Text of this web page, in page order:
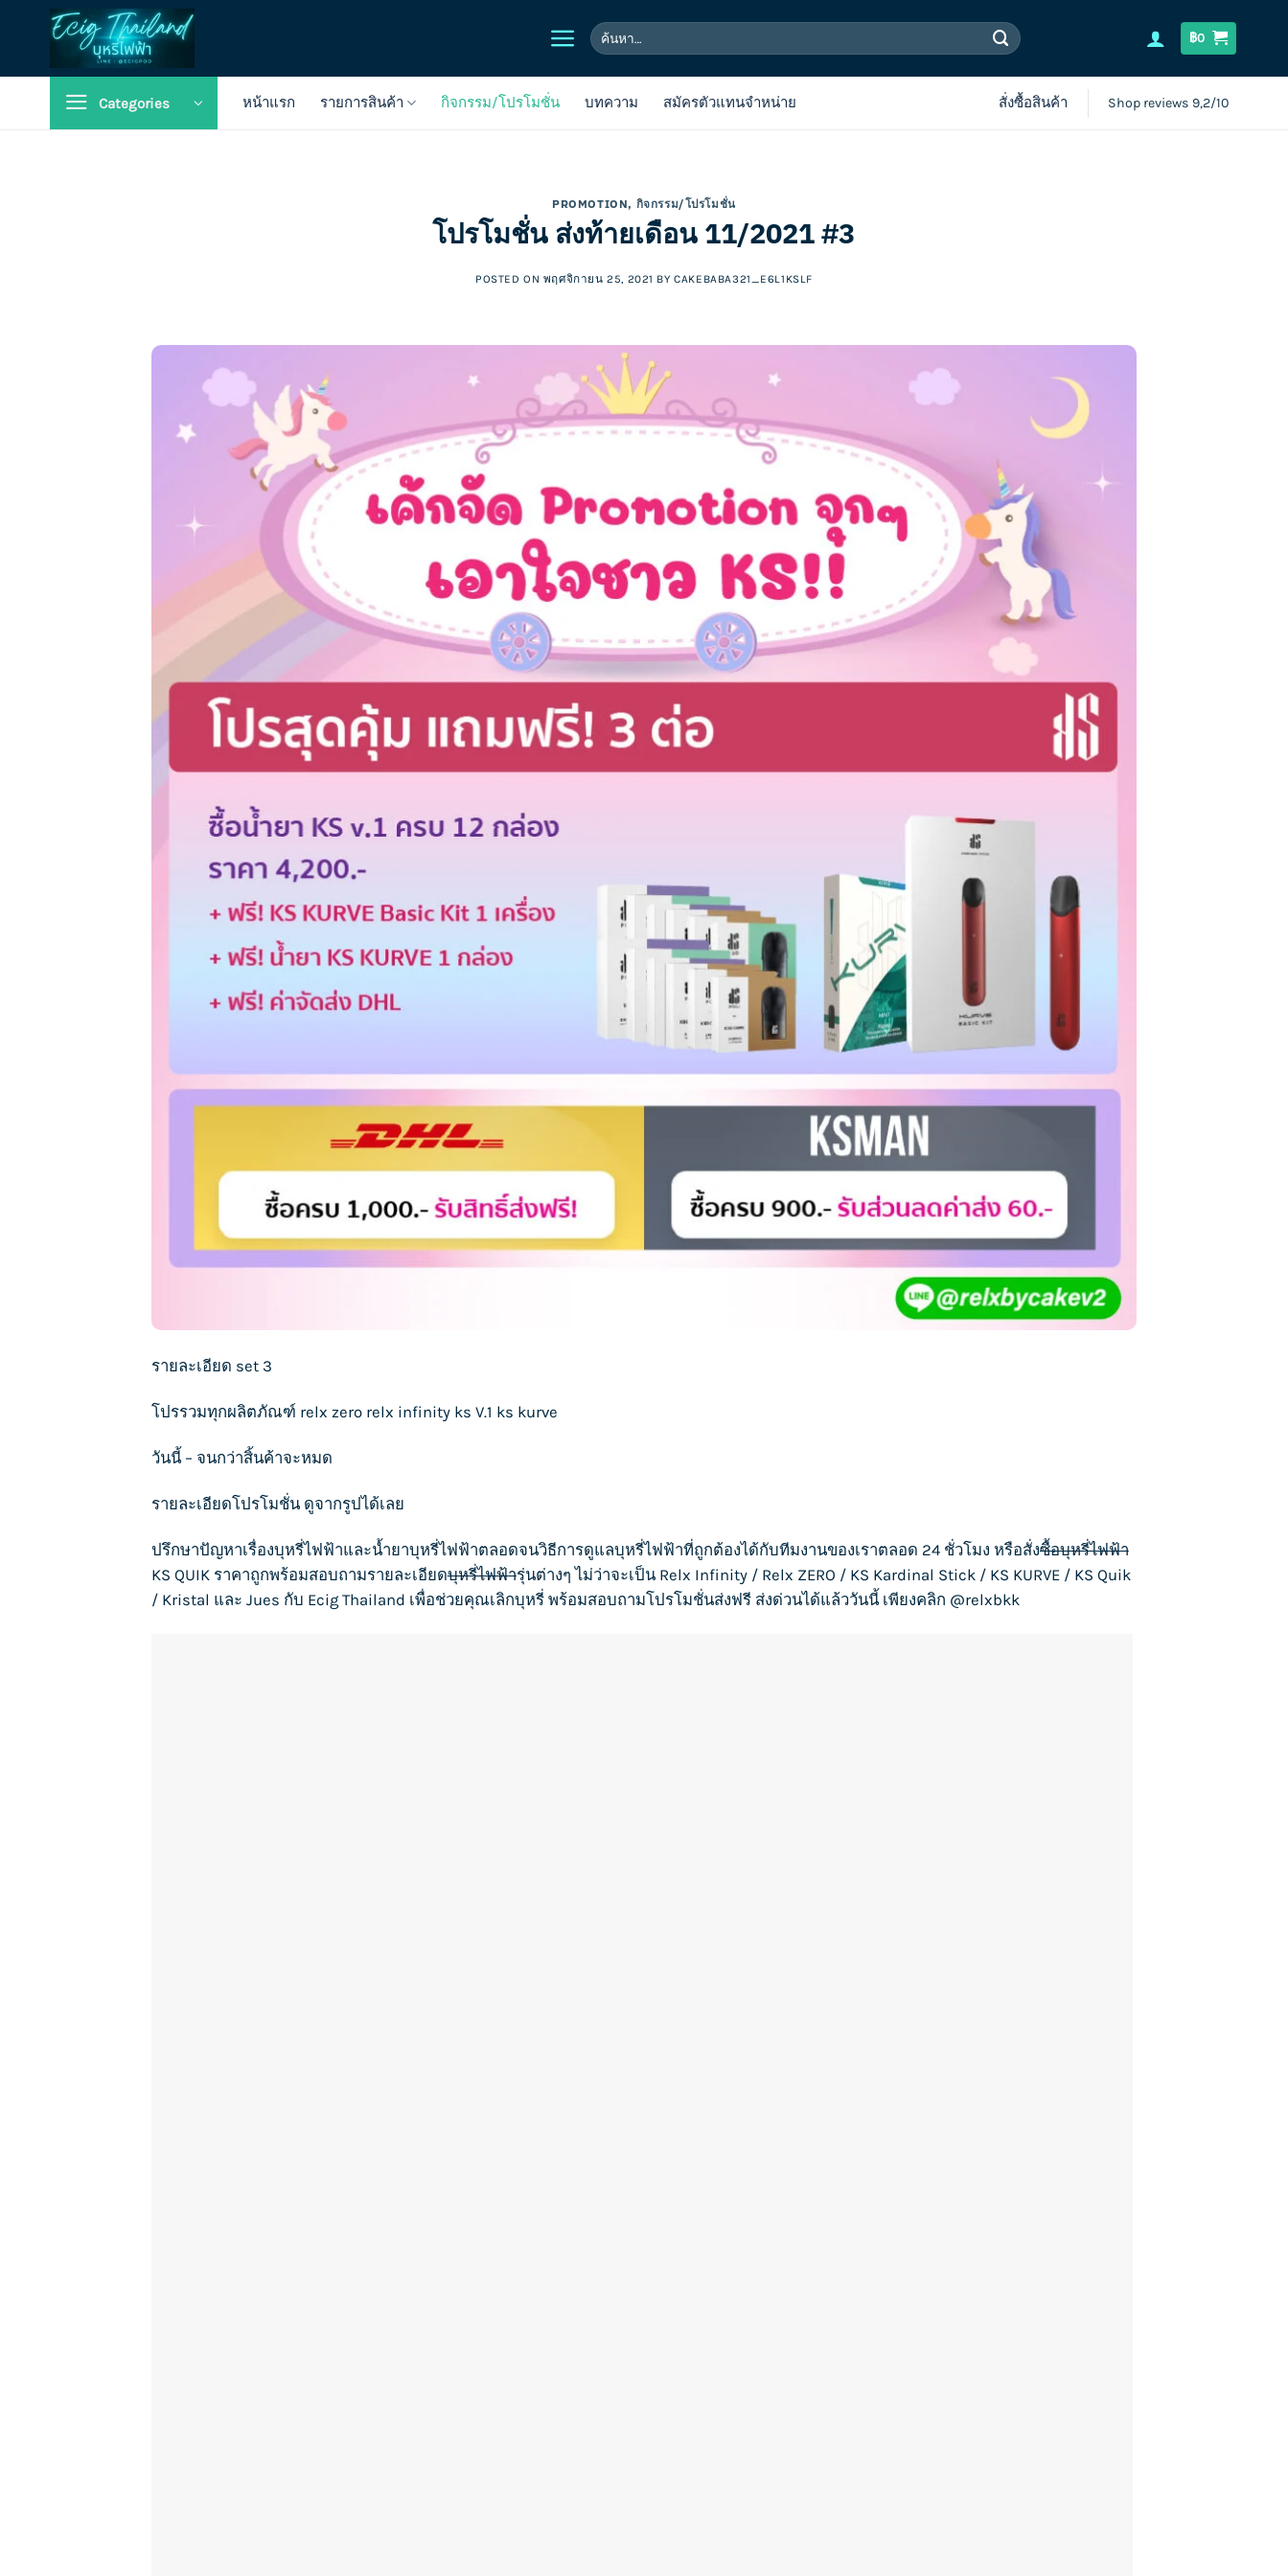
ค้นหา:
฿0
Categories หน้าแรก รายการสินค้า กิจกรรม/โปรโมชั่น บทความ สมัครตัวแทนจำหน่าย สั่งซื้อสินค้า Shop reviews 9,2/10
PROMOTION, กิจกรรม/โปรโมชั่น
โปรโมชั่น ส่งท้ายเดือน 11/2021 #3
POSTED ON พฤศจิกายน 25, 2021 BYCAKEBABA321_E6L1KSLF
รายละเอียด set 3
โปรรวมทุกผลิตภัณฑ์ relx zero relx infinityks V.1 ks kurve
วันนี้ – จนกว่าสิ้นค้าจะหมด
รายละเอียดโปรโมชั่น ดูจากรูปได้เลย
ปรึกษาปัญหาเรื่องบุหรี่ไฟฟ้าและน้ำยาบุหรี่ไฟฟ้าตลอดจนวิธีการดูแลบุหรี่ไฟฟ้าที่ถูกต้องได้กับทีมงานของเราตลอด 24 ชั่วโมง หรือสั่งซื้อบุหรี่ไฟฟ้า
KS QUIKราคาถูกพร้อมสอบถามรายละเอียดบุหรี่ไฟฟ้ารุ่นต่างๆ ไม่ว่าจะเป็น Relx Infinity/ Relx ZERO / KS Kardinal Stick/ KS KURVE/ KS Quik
/ Kristal และ Jues กับ Ecig Thailand เพื่อช่วยคุณเลิกบุหรี่ พร้อมสอบถามโปรโมชั่นส่งฟรี ส่งด่วนได้แล้ววันนี้ เพียงคลิก @relxbkk